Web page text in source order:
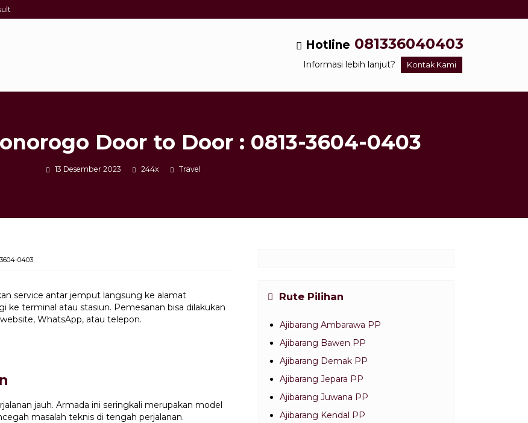
Hotline 081336040403
Informasi lebih lanjut? Kontak Kami
Door to Door : 0813-3604-0403
13 Desember 2023 244x Travel
0403
service antar jemput langsung ke alamat
terminal atau stasiun. Pemesanan bisa dilakukan
WhatsApp, atau telepon.
jauh. Armada ini seringkali merupakan model
masalah teknis di tengah perjalanan.
Rute Pilihan
Ajibarang Ambarawa PP
Ajibarang Bawen PP
Ajibarang Demak PP
Ajibarang Jepara PP
Ajibarang Juwana PP
Ajibarang Kendal PP